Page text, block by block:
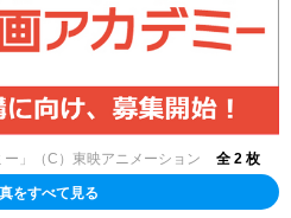
ー」（C）東映アニメーション 全 2 枚
をすべて見る